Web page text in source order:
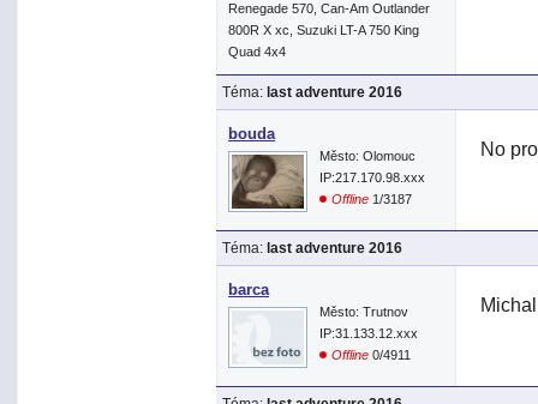
Renegade 570, Can-Am Outlander
800R X xc, Suzuki LT-A 750 King
Quad 4x4
Téma: last adventure 2016
bouda
Město: Olomouc
IP:217.170.98.xxx
Offline 1/3187
No
Téma: last adventure 2016
barca
Město: Trutnov
IP:31.133.12.xxx
Offline 0/4911